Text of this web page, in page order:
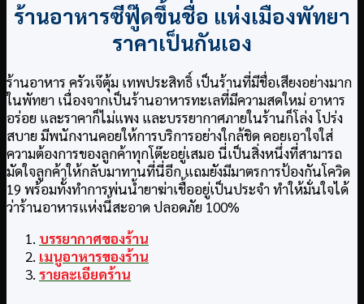
ร้านอาหารซีฟู๊ดขึ้นชื่อ แห่งเมืองพัทยา
ราคาเป็นกันเอง
ร้านอาหาร ครัวเจ๊ตุ้ม เทพประสิทธิ์ เป็นร้านที่มีชื่อเสียงอย่างมาก
ในพัทยา เนื่องจากเป็นร้านอาหารทะเลที่มีความสดใหม่ อาหาร
อร่อย และราคาก็ไม่แพง และบรรยากาศภายในร้านก็โล่ง โปร่ง
สบาย มีพนักงานคอยให้การบริการอย่างใกล้ชิด คอยเอาใจใส่
ความต้องการของลูกค้าทุกโต๊ะอยู่เสมอ นี่เป็นสิ่งหนึ่งที่สามารถ
มัดใจลูกค้าให้กลับมาทานที่นี่อีก แถมยังมีมาตรการป้องกันโควิด
19 พร้อมทั้งทำการพ่นน้ำยาฆ่าเชื้ออยู่เป็นประจำ ทำให้มั่นใจได้
ว่าร้านอาหารแห่งนี้สะอาด ปลอดภัย 100%
บรรยากาศของร้าน
เมนูอาหารของร้าน
รายละเอียดร้าน